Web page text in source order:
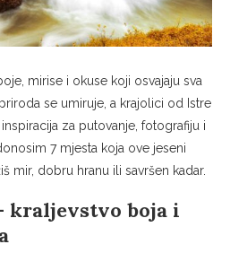
mirise i okuse koji osvajaju sva
se umiruje, a krajolici od Istre
za putovanje, fotografiju i
7 mjesta koja ove jeseni
mir, dobru hranu ili savršen kadar.
kraljevstvo boja i